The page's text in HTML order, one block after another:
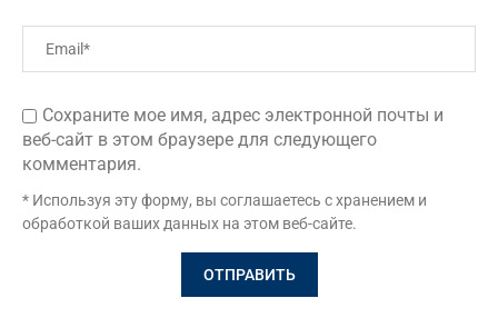
Сохраните мое имя, адрес электронной почты и
веб-сайт в этом браузере для следующего
комментария.
* Используя эту форму, вы соглашаетесь с хранением и
обработкой ваших данных на этом веб-сайте.